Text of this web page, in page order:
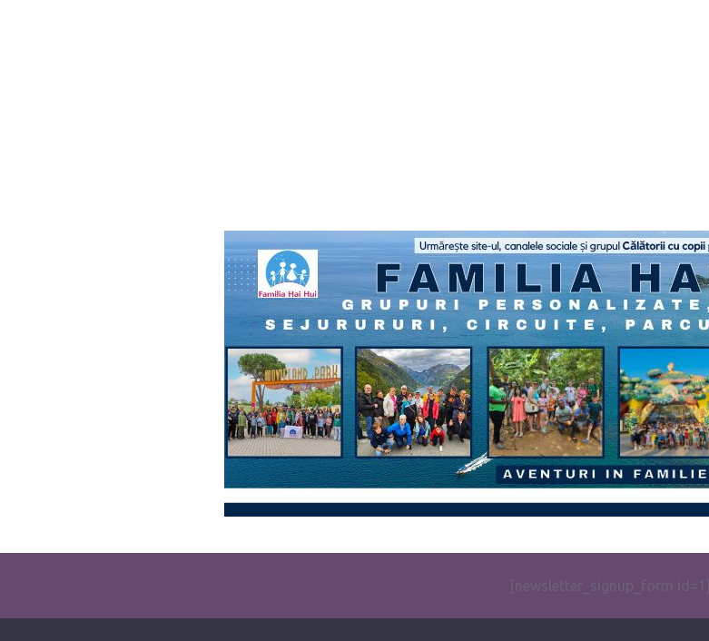
[newsletter_signup_form id=1]